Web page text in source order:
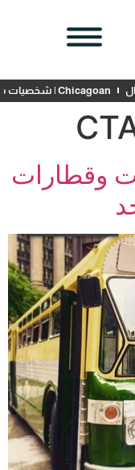
Chicagoan | شخصيات محلية
وقطارات